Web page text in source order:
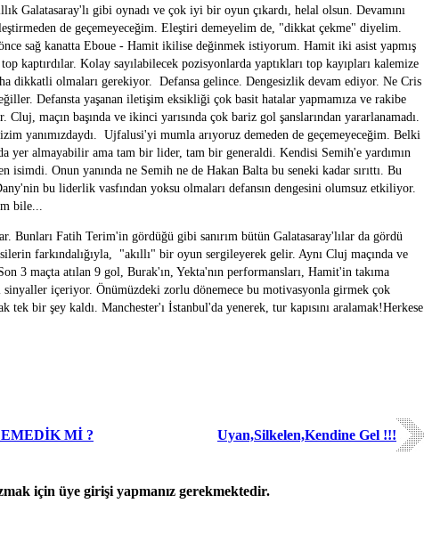
Galatasaray'lı gibi oynadı ve çok iyi bir oyun çıkardı, helal olsun. Devamını
de geçemeyeceğim. Eleştiri demeyelim de, "dikkat çekme" diyelim.
sağ kanatta Eboue - Hamit ikilise değinmek istiyorum. Hamit iki asist yapmış
kaptırdılar. Kolay sayılabilecek pozisyonlarda yaptıkları top kayıpları kalemize
dikkatli olmaları gerekiyor. Defansa gelince. Dengesizlik devam ediyor. Ne Cris
Defansta yaşanan iletişim eksikliği çok basit hatalar yapmamıza ve rakibe
Cluj, maçın başında ve ikinci yarısında çok bariz gol şanslarından yararlanamadı.
yanımızdaydı. Ujfalusi'yi mumla arıyoruz demeden de geçemeyeceğim. Belki
yer almayabilir ama tam bir lider, tam bir generaldi. Kendisi Semih'e yardımın
isimdi. Onun yanında ne Semih ne de Hakan Balta bu seneki kadar sırıttı. Bu
bu liderlik vasfından yoksu olmaları defansın dengesini olumsuz etkiliyor.
bile...
Bunları Fatih Terim'in gördüğü gibi sanırım bütün Galatasaray'lılar da gördü
farkındalığıyla, "akıllı" bir oyun sergileyerek gelir. Aynı Cluj maçında ve
3 maçta atılan 9 gol, Burak'ın, Yekta'nın performansları, Hamit'in takıma
sinyaller içeriyor. Önümüzdeki zorlu dönemece bu motivasyonla girmek çok
tek bir şey kaldı. Manchester'ı İstanbul'da yenerek, tur kapısını aralamak!Herkese
Mİ ?
Uyan,Silkelen,Kendine Gel !!!
için üye girişi yapmanız gerekmektedir.